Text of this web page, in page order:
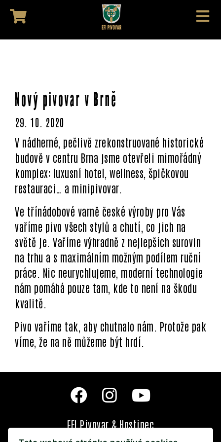
Nový pivovar v Brně
29. 10. 2020
V nádherné, pečlivě zrekonstruované historické
budově v centru Brna jsme otevřeli mimořádný
komplex: luxusní hotel, wellness, špičkovou
restauraci… a minipivovar.
Ve třínádobové varně české výroby pro Vás
vaříme pivo všech stylů a chutí, co jich na
světě je. Vaříme výhradně z nejlepších surovin
na trhu a s maximálním možným podílem ruční
práce. Nic neurychlujeme, moderní technologie
nám pomáhá pouze tam, kde to není na škodu
kvalitě.
Pivo vaříme tak, aby chutnalo nám. Protože pak
víme, že na ně můžeme být hrdí.
EFI Pivovar & Hostinec